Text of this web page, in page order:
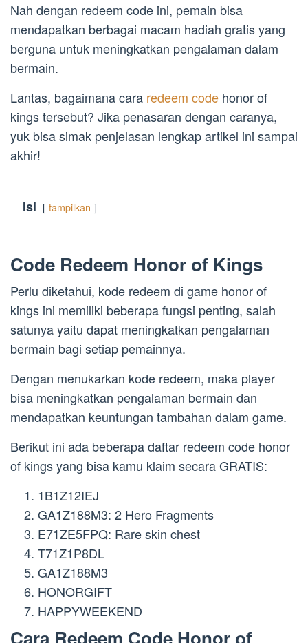
Nah dengan redeem code ini, pemain bisa
mendapatkan berbagai macam hadiah gratis yang
berguna untuk meningkatkan pengalaman dalam
bermain.
Lantas, bagaimana cara redeem code honor of
kings tersebut? Jika penasaran dengan caranya,
yuk bisa simak penjelasan lengkap artikel ini sampai
akhir!
Isi tampilkan
Code Redeem Honor of Kings
Perlu diketahui, kode redeem di game honor of
kings ini memiliki beberapa fungsi penting, salah
satunya yaitu dapat meningkatkan pengalaman
bermain bagi setiap pemainnya.
Dengan menukarkan kode redeem, maka player
bisa meningkatkan pengalaman bermain dan
mendapatkan keuntungan tambahan dalam game.
Berikut ini ada beberapa daftar redeem code honor
of kings yang bisa kamu klaim secara GRATIS:
1B1Z12IEJ
GA1Z188M3: 2 Hero Fragments
E71ZE5FPQ: Rare skin chest
T71Z1P8DL
GA1Z188M3
HONORGIFT
HAPPYWEEKEND
Cara Redeem Code Honor of